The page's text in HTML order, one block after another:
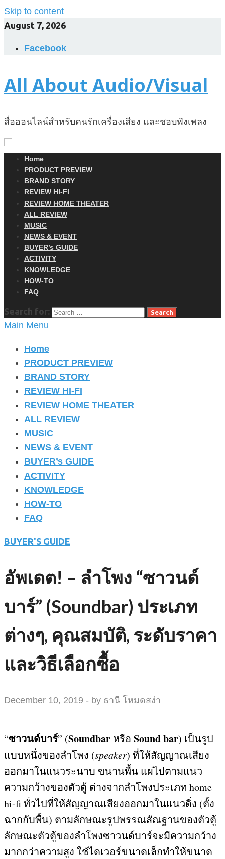
Skip to content
August 7, 2026
Facebook
All About Audio/Visual
สื่อออนไลน์สำหรับคนรักเครื่องเสียง และชอบฟังเพลง
Home
PRODUCT PREVIEW
BRAND STORY
REVIEW HI-FI
REVIEW HOME THEATER
ALL REVIEW
MUSIC
NEWS & EVENT
BUYER’s GUIDE
ACTIVITY
KNOWLEDGE
HOW-TO
FAQ
Search for:
Main Menu
Home
PRODUCT PREVIEW
BRAND STORY
REVIEW HI-FI
REVIEW HOME THEATER
ALL REVIEW
MUSIC
NEWS & EVENT
BUYER’s GUIDE
ACTIVITY
KNOWLEDGE
HOW-TO
FAQ
BUYER'S GUIDE
อัพเดต! – ลำโพง “ซาวนด์
บาร์” (Soundbar) ประเภท
ต่างๆ, คุณสมบัติ, ระดับราคา
และวิธีเลือกซื้อ
December 10, 2019 - by ธานี โหมดสง่า
“ซาวนด์บาร์” (Soundbar หรือ Sound bar) เป็นรูป
แบบหนึ่งของลำโพง (speaker) ที่ให้สัญญาณเสียง
ออกมาในแนวระนาบ ขนานพื้น แผ่ไปตามแนว
ความกว้างของตัวตู้ ต่างจากลำโพงประเภท home
hi-fiทั่วไปที่ให้สัญญาณเสียงออกมาในแนวดิ่ง (ตั้ง
ฉากกับพื้น) ตามลักษณะรูปพรรณสัณฐานของตัวตู้
ลักษณะตัวตู้ของลำโพงซาวนด์บาร์จะมีความกว้าง
มากกว่าความสูง ใช้ไดเวอร์ขนาดเล็กทำให้ขนาด